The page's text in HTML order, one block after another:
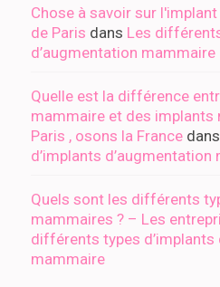
Chose à savoir sur
de Paris dans Les
d’augmentation mammaire
Quelle est la différence
mammaire et des implants
Paris , osons la France dans
d’implants d’augmentation
Quels sont les différents
mammaires ? – Les
différents types d’implants
mammaire